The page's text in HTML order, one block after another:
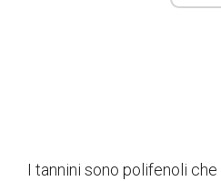
I tannini sono polifenoli